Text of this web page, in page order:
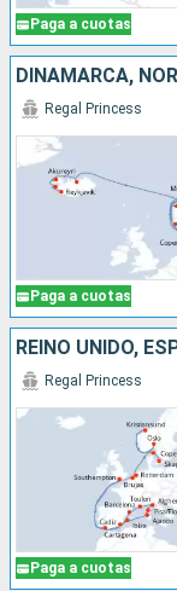
Paga a cuotas
DINAMARCA,
Paga a cuotas
Regal Princess
Paga a cuotas
Regal Princess